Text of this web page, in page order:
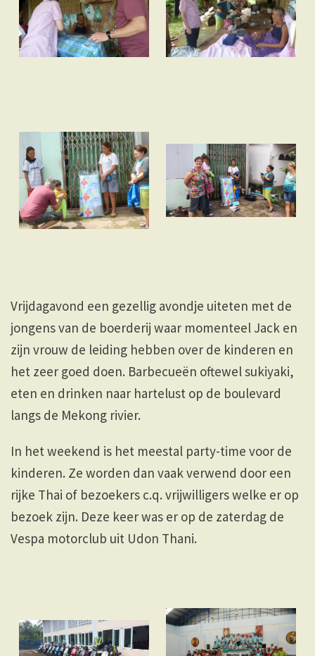
Vrijdagavond een gezellig avondje uiteten met de
jongens van de boerderij waar momenteel Jack en
zijn vrouw de leiding hebben over de kinderen en
het zeer goed doen. Barbecueën oftewel sukiyaki,
eten en drinken naar hartelust op de boulevard
langs de Mekong rivier.
In het weekend is het meestal party-time voor de
kinderen. Ze worden dan vaak verwend door een
rijke Thai of bezoekers c.q. vrijwilligers welke er op
bezoek zijn. Deze keer was er op de zaterdag de
Vespa motorclub uit Udon Thani.